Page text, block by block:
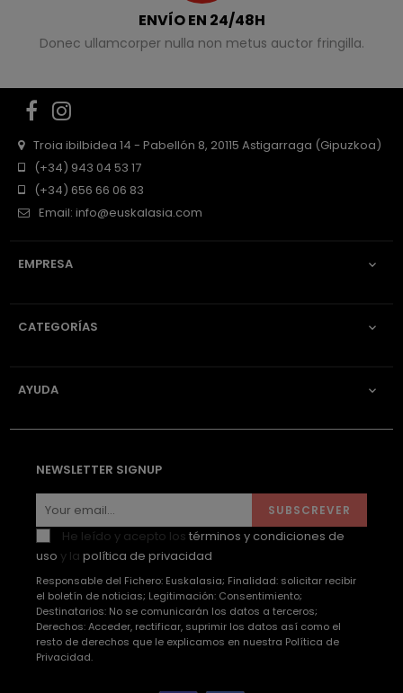
ENVÍO EN 24/48H
Donec ullamcorper nulla non metus auctor fringilla.
Facebook
Troia ibilbidea 14 - Pabellón 8, 20115 Astigarraga (Gipuzkoa)
(+34) 943 04 53 17
(+34) 656 66 06 83
Email: info@euskalasia.com
EMPRESA 
CATEGORÍAS 
AYUDA 
NEWSLETTER SIGNUP
SUBSCREVER
He leído y acepto los términos y condiciones de
uso y la política de privacidad
Responsable del Fichero: Euskalasia; Finalidad: solicitar recibir
el boletín de noticias; Legitimación: Consentimiento;
Destinatarios: No se comunicarán los datos a terceros;
Derechos: Acceder, rectificar, suprimir los datos así como el
resto de derechos que le explicamos en nuestra Política de
Privacidad.